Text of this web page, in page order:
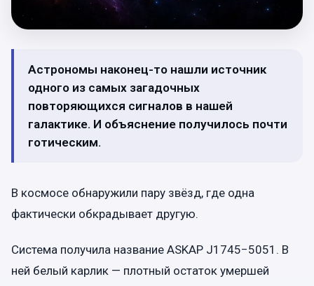
Астрономы наконец-то нашли источник
одного из самых загадочных
повторяющихся сигналов в нашей
галактике. И объяснение получилось почти
готическим.
В космосе обнаружили пару звёзд, где одна
фактически обкрадывает другую.
Система получила название ASKAP J1745−5051. В
ней белый карлик — плотный остаток умершей